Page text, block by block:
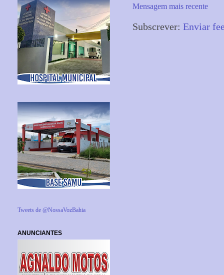
Mensagem mais recente
Subscrever: Enviar
Tweets de @NossaVozBahia
ANUNCIANTES